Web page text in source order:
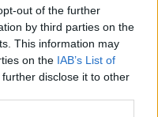
out of the further
by third parties on the
This information may
on the IAB’s List of
disclose it to other